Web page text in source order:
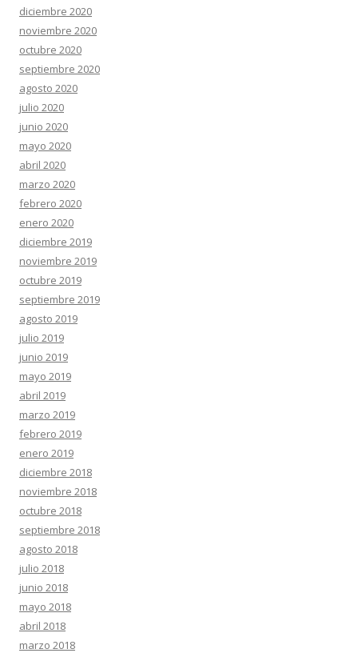
diciembre 2020
noviembre 2020
octubre 2020
septiembre 2020
agosto 2020
julio 2020
junio 2020
mayo 2020
abril 2020
marzo 2020
febrero 2020
enero 2020
diciembre 2019
noviembre 2019
octubre 2019
septiembre 2019
agosto 2019
julio 2019
junio 2019
mayo 2019
abril 2019
marzo 2019
febrero 2019
enero 2019
diciembre 2018
noviembre 2018
octubre 2018
septiembre 2018
agosto 2018
julio 2018
junio 2018
mayo 2018
abril 2018
marzo 2018